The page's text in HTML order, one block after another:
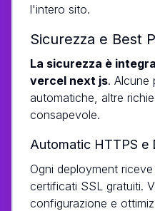
l'intero sito.
Sicurezza e Best
La sicurezza è
vercel next js. Alcune
automatiche, altre
consapevole.
Automatic HTTPS e
Ogni deployment
certificati SSL gratuiti.
configurazione e